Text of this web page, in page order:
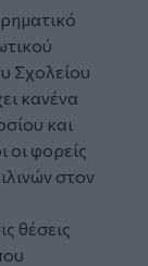
Σχολείου
κανένα
και
οι φορείς
στον
θέσεις